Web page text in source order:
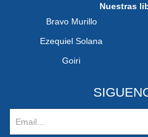
Nuestras
Bravo Murillo
Ezequiel Solana
Goiri